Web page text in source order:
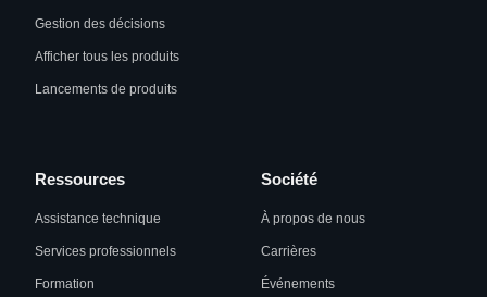
Gestion des décisions
Afficher tous les produits
Lancements de produits
Ressources
Assistance technique
Services professionnels
Formation
Société
À propos de nous
Carrières
Événements